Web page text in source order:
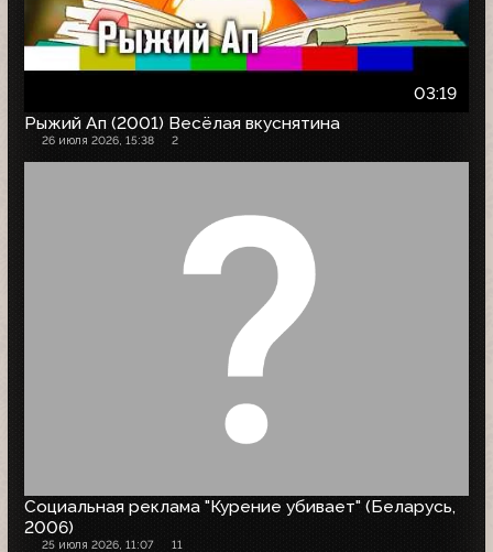
03:19
Рыжий Ап (2001) Весёлая вкуснятина
26 июля 2026, 15:38 2
Социальная реклама "Курение убивает" (Беларусь,
2006)
25 июля 2026, 11:07 11